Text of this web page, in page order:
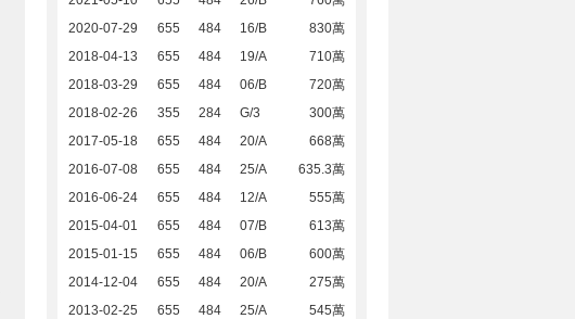
2020-07-29
655 484 16/B
830萬
2018-04-13
655 484 19/A
710萬
2018-03-29
655 484 06/B
720萬
2018-02-26
355 284 G/3
300萬
2017-05-18
655 484 20/A
668萬
2016-07-08
655 484 25/A
635.3萬
2016-06-24
655 484 12/A
555萬
2015-04-01
655 484 07/B
613萬
2015-01-15
655 484 06/B
600萬
2014-12-04
655 484 20/A
275萬
2013-02-25
655 484 25/A
545萬